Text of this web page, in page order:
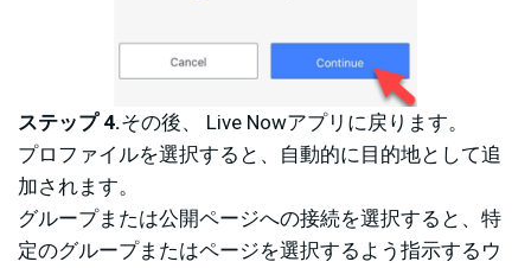
ステップ 4.その後、 Live Nowアプリに戻ります。
プロファイルを選択すると、自動的に目的地として追
加されます。
グループまたは公開ページへの接続を選択すると、特
定のグループまたはページを選択するよう指示するウ